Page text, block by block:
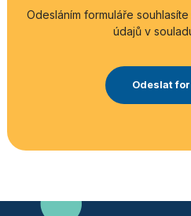
Odesláním formuláře
údajů v